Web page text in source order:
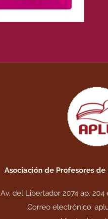
Asociación de Profesores
Av. del Libertador 2074 ap. 204
Correo electrónico: